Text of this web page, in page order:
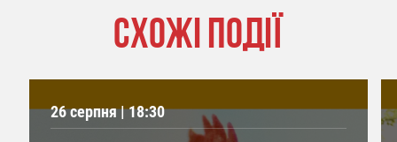
СХОЖІ ПОДІЇ
26 серпня | 18:30